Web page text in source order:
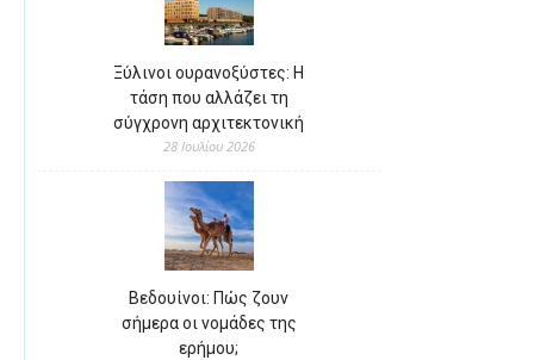
Ξύλινοι ουρανοξύστες: Η
τάση που αλλάζει τη
σύγχρονη αρχιτεκτονική
28 Ιουλίου 2026
Βεδουίνοι: Πώς ζουν
σήμερα οι νομάδες της
ερήμου;